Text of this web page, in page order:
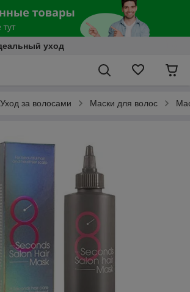
уход
Уход за волосами Маски для волос